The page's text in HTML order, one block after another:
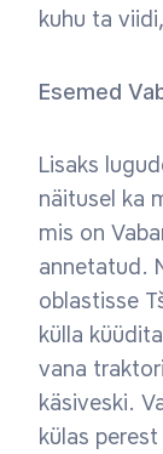
kuhu ta
Esemed
Lisaks
näitusel ka
mis on
annetatud.
oblastisse
külla
vana
käsiveski.
külas